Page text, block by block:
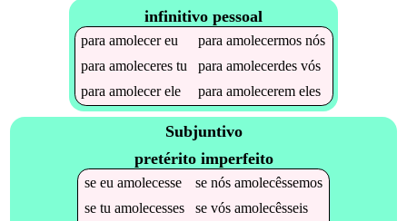
infinitivo pessoal
paraamolecereu paraamolecermos nós
paraamoleceres tu paraamolecerdes vós
paraamolecerele paraamolecerem eles
Subjuntivo
pretérito imperfeito
se eu amolecesse se nós amolecêssemos
se tu amolecesses se vós amolecêsseis